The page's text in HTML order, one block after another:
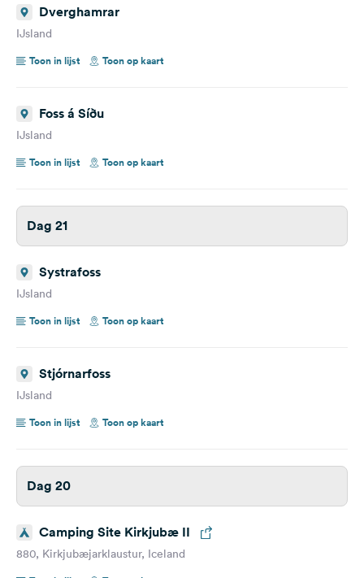
Dverghamrar
IJsland
Toon in lijst
Toon op kaart
Foss á Síðu
IJsland
Toon in lijst
Toon op kaart
Dag 21
Systrafoss
IJsland
Toon in lijst
Toon op kaart
Stjórnarfoss
IJsland
Toon in lijst
Toon op kaart
Dag 20
Camping Site Kirkjubæ II
880, Kirkjubæjarklaustur, Iceland